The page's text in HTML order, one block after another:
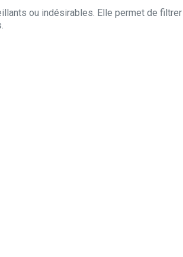
ou indésirables. Elle permet de